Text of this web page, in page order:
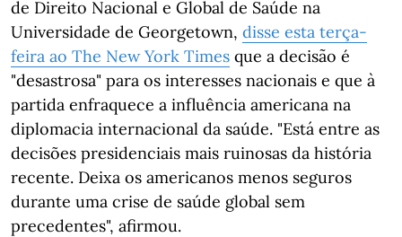
de Direito Nacional e Global de Saúde na
Universidade de Georgetown, disse esta terça-
feira ao The New York Times que a decisão é
"desastrosa" para os interesses nacionais e que à
partida enfraquece a influência americana na
diplomacia internacional da saúde. "Está entre as
decisões presidenciais mais ruinosas da história
recente. Deixa os americanos menos seguros
durante uma crise de saúde global sem
precedentes", afirmou.